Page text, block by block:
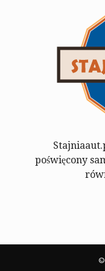
poświęcony
©